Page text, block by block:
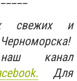
свежих и
канал
Для